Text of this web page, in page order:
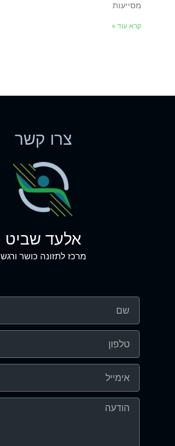
מסייעות
קרא עוד »
צרו קשר
אלעד שביט
מרכז לתזונה כושר ורגש